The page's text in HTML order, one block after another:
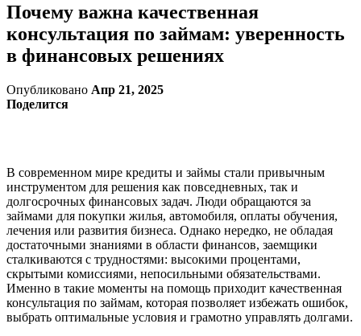
Почему важна качественная
консультация по займам: уверенность
в финансовых решениях
Опубликовано Апр 21, 2025
Поделится
В современном мире кредиты и займы стали привычным
инструментом для решения как повседневных, так и
долгосрочных финансовых задач. Люди обращаются за
займами для покупки жилья, автомобиля, оплаты обучения,
лечения или развития бизнеса. Однако нередко, не обладая
достаточными знаниями в области финансов, заемщики
сталкиваются с трудностями: высокими процентами,
скрытыми комиссиями, непосильными обязательствами.
Именно в такие моменты на помощь приходит качественная
консультация по займам, которая позволяет избежать ошибок,
выбрать оптимальные условия и грамотно управлять долгами.